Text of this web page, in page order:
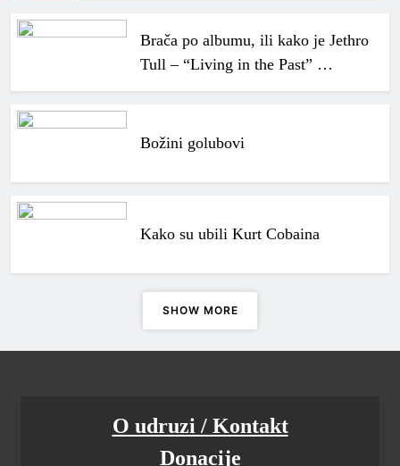
Brača po albumu, ili kako je Jethro
Tull – “Living in the Past” …
Božini golubovi
Kako su ubili Kurt Cobaina
SHOW MORE
O udruzi / Kontakt
Donacije